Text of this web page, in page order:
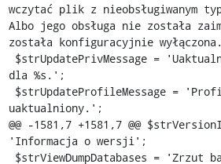
wczytać plik z nieobsługiwanym
Albo jego obsługa nie została
została konfiguracyjnie
dla %s.';
uaktualniony.';
@@ -1581,7 +1581,7 @@
'Informacja o wersji';